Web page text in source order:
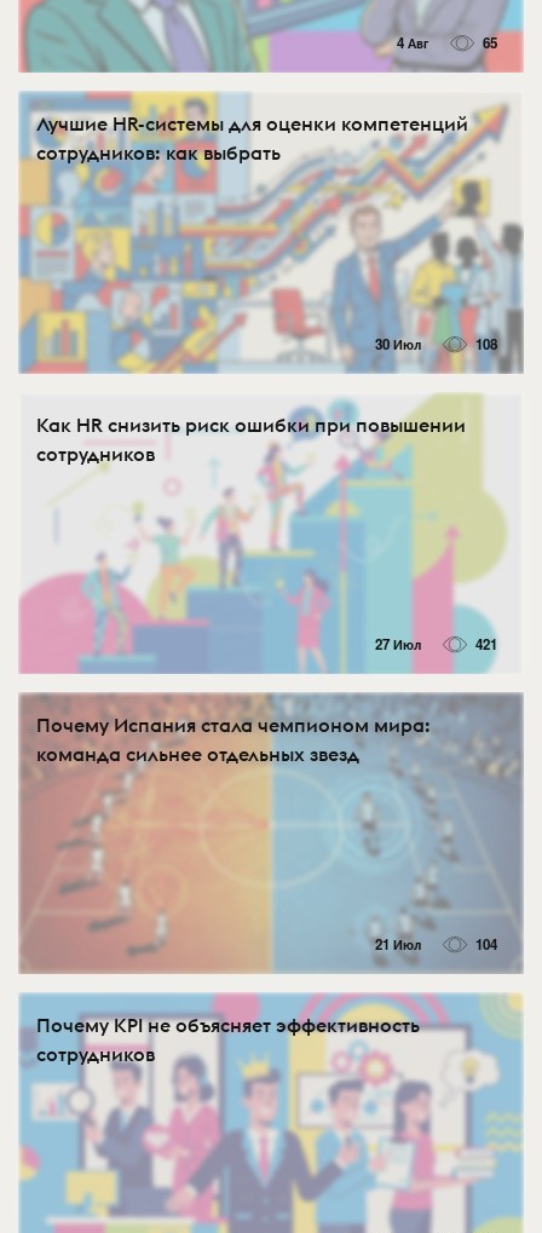
4 Авг 65
Лучшие HR-системы для оценки компетенций
сотрудников: как выбрать
30 Июл 108
Как HR снизить риск ошибки при повышении
сотрудников
27 Июл 421
Почему Испания стала чемпионом мира:
команда сильнее отдельных звезд
21 Июл 104
Почему KPI не объясняет эффективность
сотрудников